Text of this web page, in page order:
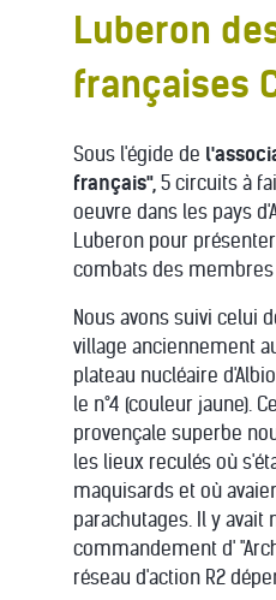
Luberon
françaises
Sous l'égide de
français", 5 circuits à
oeuvre dans les pays
Luberon pour
combats des membres
Nous avons suivi celui
village anciennement
plateau nucléaire
le n°4 (couleur jaune).
provençale superbe
les lieux reculés où
maquisards et où
parachutages. Il y
commandement d'
réseau d'action R2